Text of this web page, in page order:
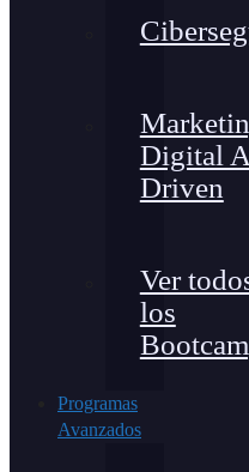
Digital
Driven
Ver
los
Programas
Avanzados